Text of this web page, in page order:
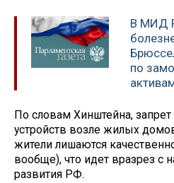
В МИД
по
По словам Хинштейна,
устройств возле жилых
жители лишаются
вообще), что идет вразрез с
развития РФ.